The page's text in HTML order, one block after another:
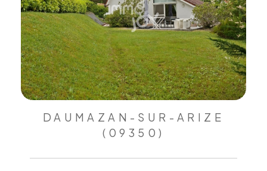
DAUMAZAN-SUR-ARIZE
(09350)